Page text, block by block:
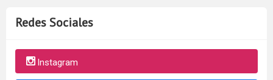
Redes Sociales
Instagram